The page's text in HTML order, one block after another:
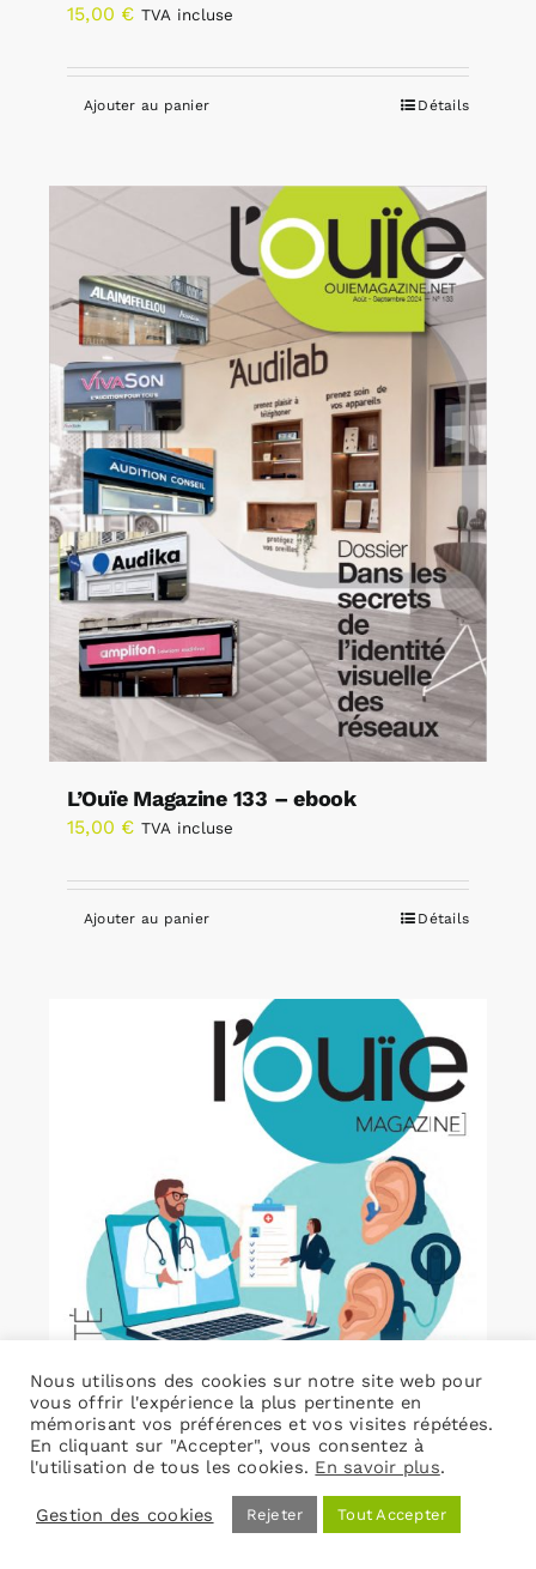
15,00 € TVA incluse
Ajouter au panier Détails
L’Ouïe Magazine 133 – ebook
15,00 € TVA incluse
Ajouter au panier Détails
Nous utilisons des cookies sur notre site web pour
vous offrir l'expérience la plus pertinente en
mémorisant vos préférences et vos visites répétées.
En cliquant sur "Accepter", vous consentez à
l'utilisation de tous les cookies. En savoir plus.
Gestion des cookies Rejeter Tout Accepter